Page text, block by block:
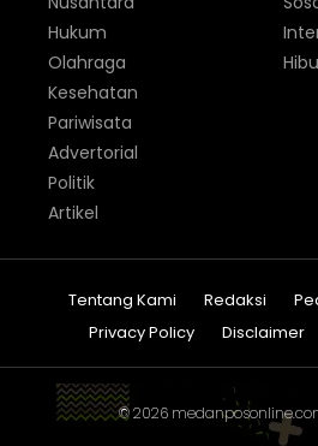
Hukum
Olahraga
Kesehatan
Pariwisata
Advertorial
Politik
Artikel
Tentang Kami Redaksi
Privacy Policy
Disclaimer
© 2026